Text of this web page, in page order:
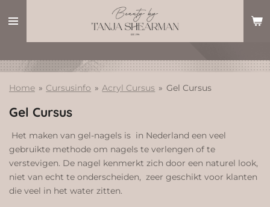
direct
hoofdinhoud
Home » Cursusinfo » Acryl Cursus » Gel Cursus
Gel Cursus
Het maken van gel-nagels is in Nederland een veel
gebruikte methode om nagels te verlengen of te
verstevigen. De nagel kenmerkt zich door een naturel look,
niet van echt te onderscheiden, zeer geschikt voor klanten
die veel in het water zitten.